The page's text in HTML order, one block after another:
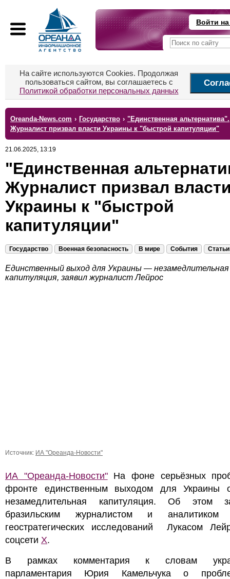
Войти
На сайте используются Cookies. Продолжая
пользоваться сайтом, вы соглашаетесь с
Политикой обработки персональных данных
Oreanda-News.com › Государство › "Единственная альтернатива".
Журналист призвал власти Украины к "быстрой капитуляции"
21.06.2025, 13:19
"Единственная
Журналист призвал
Украины к "быстрой
капитуляции"
Государство Военная безопасность В мире События Статьи
Единственный выход для Украины — незамедлительная
капитуляция, заявил журналист Лейрос
Источник: ИА "Ореанда-Новости"
ИА "Ореанда-Новости"На фоне серьёзных
фронте единственным выходом для Украины
незамедлительная капитуляция. Об этом
бразильским журналистом и аналитиком
геостратегических исследований Лукасом
соцсети Х.
В рамках комментария к словам
парламентария Юрия Камельчука о